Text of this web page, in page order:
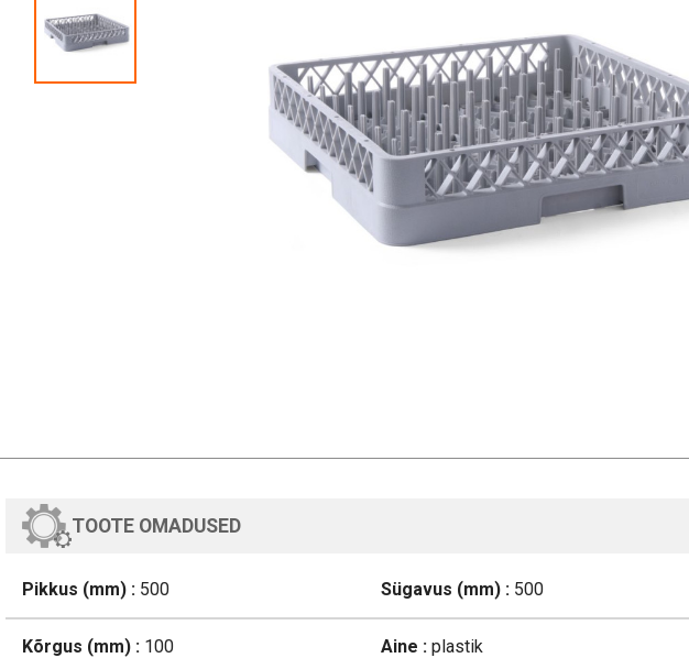
TOOTE OMADUSED
Pikkus (mm) : 500 Sügavus (mm) :500
Kõrgus (mm) : 100 Aine :plastik